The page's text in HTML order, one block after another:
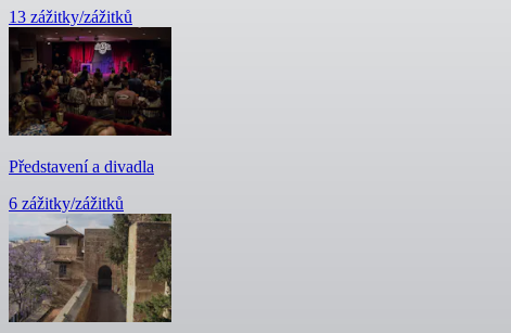
13 zážitky/zážitků
Představení a divadla
6 zážitky/zážitků